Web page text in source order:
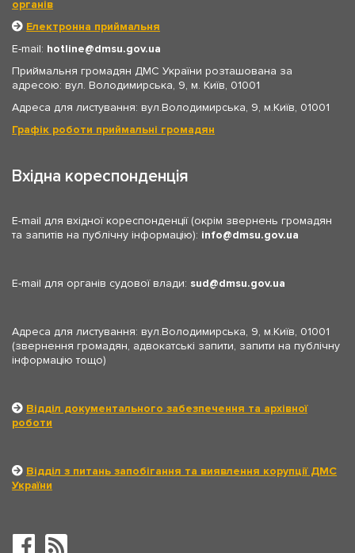
органів
Електронна приймальня
E-mail: hotline
dmsu.gov.ua
Приймальня громадян ДМС України розташована за
адресою: вул. Володимирська, 9, м. Київ, 01001
Адреса для листування: вул.Володимирська, 9, м.Київ, 01001
Графік роботи приймальні громадян
Вхідна кореспонденція
E-mail для вхідної кореспонденції (окрім звернень громадян
та запитів на публічну інформацію): info dmsu.gov.ua
E-mail для органів судової влади: sud dmsu.gov.ua
Адреса для листування: вул.Володимирська, 9, м.Київ, 01001
(звернення громадян, адвокатські запити, запити на публічну
інформацію тощо)
Відділ документального забезпечення та архівної
роботи
Відділ з питань запобігання та виявлення корупції ДМС
України